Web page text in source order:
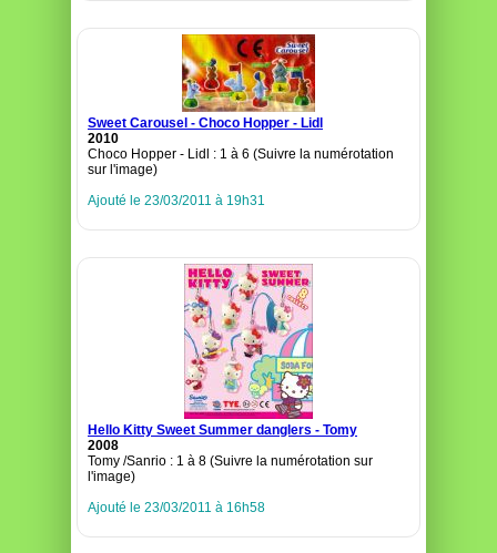
Sweet Carousel - Choco Hopper - Lidl
2010
Choco Hopper - Lidl : 1 à 6 (Suivre la numérotation
sur l'image)
Ajouté le 23/03/2011 à 19h31
Hello Kitty Sweet Summer danglers - Tomy
2008
Tomy /Sanrio : 1 à 8 (Suivre la numérotation sur
l'image)
Ajouté le 23/03/2011 à 16h58